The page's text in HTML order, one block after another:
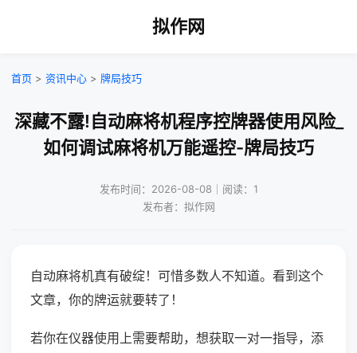
拟作网
首页 > 资讯中心 > 牌局技巧
深藏不露!自动麻将机程序控牌器使用风险_
如何调试麻将机万能遥控-牌局技巧
发布时间：2026-08-08｜阅读：1
发布者：拟作网
自动麻将机真有破绽！可惜多数人不知道。看到这个
文章，你的牌运就要转了！
若你在仪器使用上需要帮助，想获取一对一指导，添